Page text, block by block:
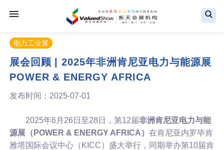
电力工业展
展会回顾 | 2025年非洲肯尼亚电力与能源展
POWER & ENERGY AFRICA
发布时间：2025-07-01
2025年6月26日至28日，第12届非洲肯尼亚电力与能
源展（POWER & ENERGY AFRICA） 在肯尼亚内罗毕肯
雅塔国际会议中心（KICC）盛大举行，同期举办第10届肯